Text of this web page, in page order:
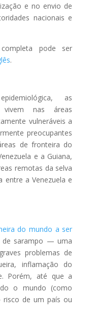
e no envio de
nacionais e
pode ser
.
as
vivem nas áreas
vulneráveis a
preocupantes
de fronteira do
e a Guiana,
remotas da selva
entre a Venezuela e
do mundo a ser
de sarampo — uma
problemas de
inflamação do
Porém, até que a
o mundo (como
risco de um país ou